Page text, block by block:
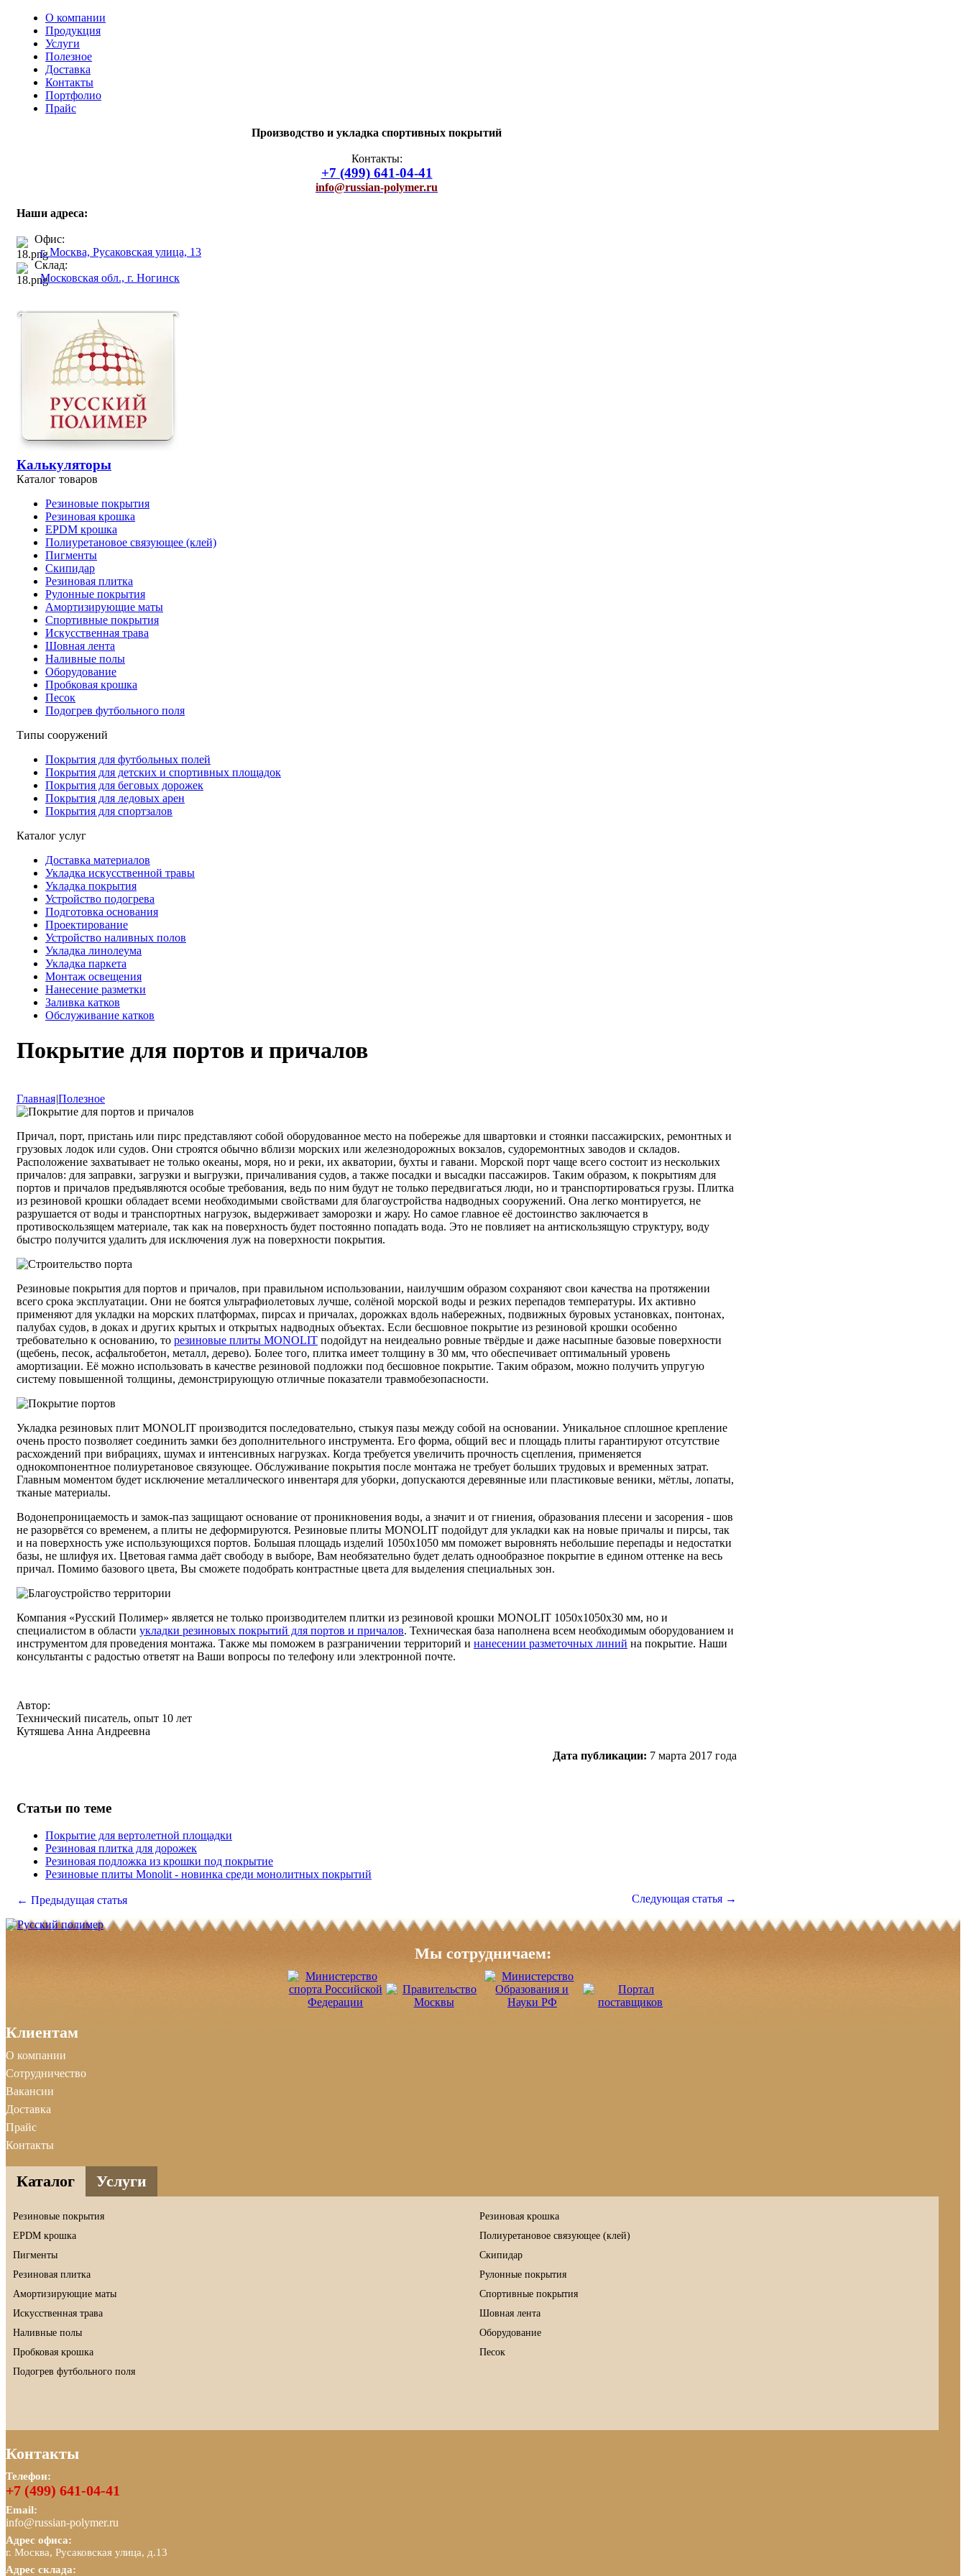
О компании
Продукция
Услуги
Полезное
Доставка
Контакты
Портфолио
Прайс
Производство и укладка спортивных покрытий
Контакты:
+7 (499) 641-04-41
info@russian-polymer.ru
Наши адреса:
Офис:
г. Москва, Русаковская улица, 13
Склад:
Московская обл., г. Ногинск
Калькуляторы
Каталог товаров
Резиновые покрытия
Резиновая крошка
EPDM крошка
Полиуретановое связующее (клей)
Пигменты
Скипидар
Резиновая плитка
Рулонные покрытия
Амортизирующие маты
Спортивные покрытия
Искусственная трава
Шовная лента
Наливные полы
Оборудование
Пробковая крошка
Песок
Подогрев футбольного поля
Типы сооружений
Покрытия для футбольных полей
Покрытия для детских и спортивных площадок
Покрытия для беговых дорожек
Покрытия для ледовых арен
Покрытия для спортзалов
Каталог услуг
Доставка материалов
Укладка искусственной травы
Укладка покрытия
Устройство подогрева
Подготовка основания
Проектирование
Устройство наливных полов
Укладка линолеума
Укладка паркета
Монтаж освещения
Нанесение разметки
Заливка катков
Обслуживание катков
Покрытие для портов и причалов
Главная|Полезное
Причал, порт, пристань или пирс представляют собой оборудованное место на побережье для швартовки и стоянки пассажирских, ремонтных и
грузовых лодок или судов. Они строятся обычно вблизи морских или железнодорожных вокзалов, судоремонтных заводов и складов.
Расположение захватывает не только океаны, моря, но и реки, их акватории, бухты и гавани. Морской порт чаще всего состоит из нескольких
причалов: для заправки, загрузки и выгрузки, причаливания судов, а также посадки и высадки пассажиров. Таким образом, к покрытиям для
портов и причалов предъявляются особые требования, ведь по ним будут не только передвигаться люди, но и транспортироваться грузы. Плитка
из резиновой крошки обладает всеми необходимыми свойствами для благоустройства надводных сооружений. Она легко монтируется, не
разрушается от воды и транспортных нагрузок, выдерживает заморозки и жару. Но самое главное её достоинство заключается в
противоскользящем материале, так как на поверхность будет постоянно попадать вода. Это не повлияет на антискользящую структуру, воду
быстро получится удалить для исключения луж на поверхности покрытия.
Резиновые покрытия для портов и причалов, при правильном использовании, наилучшим образом сохраняют свои качества на протяжении
всего срока эксплуатации. Они не боятся ультрафиолетовых лучше, солёной морской воды и резких перепадов температуры. Их активно
применяют для укладки на морских платформах, пирсах и причалах, дорожках вдоль набережных, подвижных буровых установках, понтонах,
палубах судов, в доках и других крытых и открытых надводных объектах. Если бесшовное покрытие из резиновой крошки особенно
требовательно к основанию, то резиновые плиты MONOLIT подойдут на неидеально ровные твёрдые и даже насыпные базовые поверхности
(щебень, песок, асфальтобетон, металл, дерево). Более того, плитка имеет толщину в 30 мм, что обеспечивает оптимальный уровень
амортизации. Её можно использовать в качестве резиновой подложки под бесшовное покрытие. Таким образом, можно получить упругую
систему повышенной толщины, демонстрирующую отличные показатели травмобезопасности.
Укладка резиновых плит MONOLIT производится последовательно, стыкуя пазы между собой на основании. Уникальное сплошное крепление
очень просто позволяет соединить замки без дополнительного инструмента. Его форма, общий вес и площадь плиты гарантируют отсутствие
расхождений при вибрациях, шумах и интенсивных нагрузках. Когда требуется увеличить прочность сцепления, применяется
однокомпонентное полиуретановое связующее. Обслуживание покрытия после монтажа не требует больших трудовых и временных затрат.
Главным моментом будет исключение металлического инвентаря для уборки, допускаются деревянные или пластиковые веники, мётлы, лопаты,
тканые материалы.
Водонепроницаемость и замок-паз защищают основание от проникновения воды, а значит и от гниения, образования плесени и засорения - шов
не разорвётся со временем, а плиты не деформируются. Резиновые плиты MONOLIT подойдут для укладки как на новые причалы и пирсы, так
и на поверхность уже использующихся портов. Большая площадь изделий 1050x1050 мм поможет выровнять небольшие перепады и недостатки
базы, не шлифуя их. Цветовая гамма даёт свободу в выборе, Вам необязательно будет делать однообразное покрытие в едином оттенке на весь
причал. Помимо базового цвета, Вы сможете подобрать контрастные цвета для выделения специальных зон.
Компания «Русский Полимер» является не только производителем плитки из резиновой крошки MONOLIT 1050x1050x30 мм, но и
специалистом в области укладки резиновых покрытий для портов и причалов. Техническая база наполнена всем необходимым оборудованием и
инструментом для проведения монтажа. Также мы поможем в разграничении территорий и нанесении разметочных линий на покрытие. Наши
консультанты с радостью ответят на Ваши вопросы по телефону или электронной почте.
Автор:
Технический писатель, опыт 10 лет
Кутяшева Анна Андреевна
Дата публикации: 7 марта 2017 года
Статьи по теме
Покрытие для вертолетной площадки
Резиновая плитка для дорожек
Резиновая подложка из крошки под покрытие
Резиновые плиты Monolit - новинка среди монолитных покрытий
← Предыдущая статья Следующая статья →
Мы сотрудничаем:
Клиентам
О компании
Сотрудничество
Вакансии
Доставка
Прайс
Контакты
Каталог Услуги
Резиновые покрытия
Резиновая крошка
EPDM крошка
Полиуретановое связующее (клей)
Пигменты
Скипидар
Резиновая плитка
Рулонные покрытия
Амортизирующие маты
Спортивные покрытия
Искусственная трава
Шовная лента
Наливные полы
Оборудование
Пробковая крошка
Песок
Подогрев футбольного поля
Контакты
Телефон:
+7 (499) 641-04-41
Email:
info@russian-polymer.ru
Адрес офиса:
г. Москва, Русаковская улица, д.13
Адрес склада: